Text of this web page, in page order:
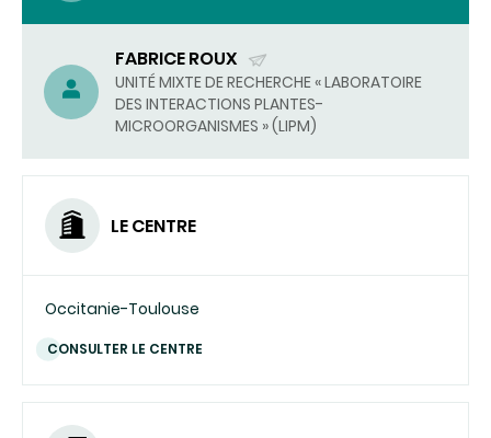
FABRICE ROUX
(ENVOYER
UN
COURRIEL)
UNITÉ MIXTE DE RECHERCHE « LABORATOIRE
DES INTERACTIONS PLANTES-
MICROORGANISMES » (LIPM)
LE CENTRE
Occitanie-Toulouse
CONSULTER LE CENTRE